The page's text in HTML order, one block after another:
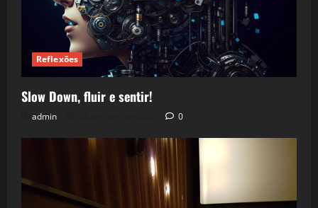
Reflexões
Slow Down, fluir e sentir!
admin 0